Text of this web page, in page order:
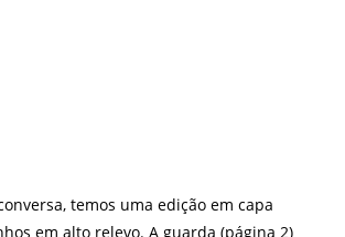
temos uma edição em capa
em alto relevo. A guarda (página 2)